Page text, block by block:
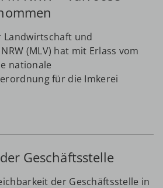
und
(MLV) hat mit Erlass vom
nationale
für die Imkerei
Geschäftsstelle
der Geschäftsstelle in